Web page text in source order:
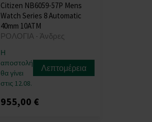
Citizen NB6059-57P Mens
Watch Series 8 Automatic
40mm 10ATM
ΡΟΛΟΓΙΑ - Άνδρες
Η
αποστολή
θα γίνει
στις 12.08.
Λεπτομέρεια
955,00 €